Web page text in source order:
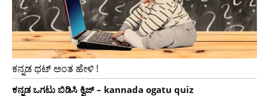
ಕನ್ನಡ ಥಟ್ ಅಂತ ಹೇಳಿ !
ಕನ್ನಡ ಒಗಟು ಬಿಡಿಸಿ ಕ್ವಿಜ್ – kannada ogatu quiz